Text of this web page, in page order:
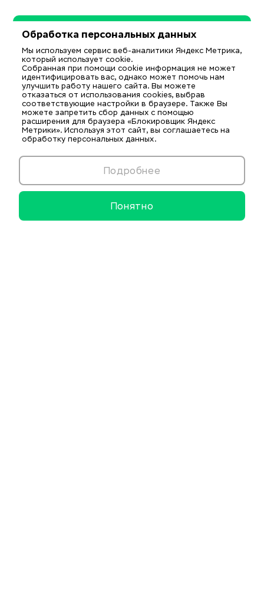
Обработка персональных данных
Мы используем сервис веб-аналитики Яндекс Метрика,
который использует cookie.
Собранная при помощи cookie информация не может
идентифицировать вас, однако может помочь нам
улучшить работу нашего сайта. Вы можете
отказаться от использования cookies, выбрав
соответствующие настройки в браузере. Также Вы
можете запретить сбор данных с помощью
расширения для браузера «Блокировщик Яндекс
Метрики». Используя этот сайт, вы соглашаетесь на
обработку персональных данных.
Подробнее
Понятно